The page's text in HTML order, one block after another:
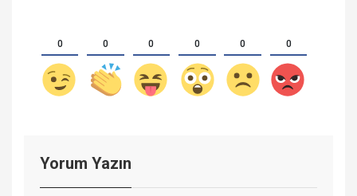
0 0 0 0 0 0
Yorum Yazın